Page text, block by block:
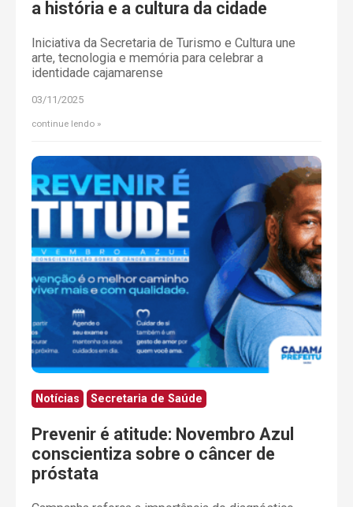
a história e a cultura da cidade
Iniciativa da Secretaria de Turismo e Cultura une
arte, tecnologia e memória para celebrar a
identidade cajamarense
03/11/2025
continue lendo
Notícias Secretaria de Saúde
Prevenir é atitude: Novembro Azul
conscientiza sobre o câncer de
próstata